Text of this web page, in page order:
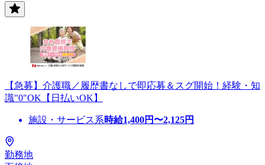
【急募】介護職／履歴書なしで即応募＆スグ開始！経験・知
識"0"OK【日払いOK】
施設・サービス系時給1,400円〜2,125円
勤務地